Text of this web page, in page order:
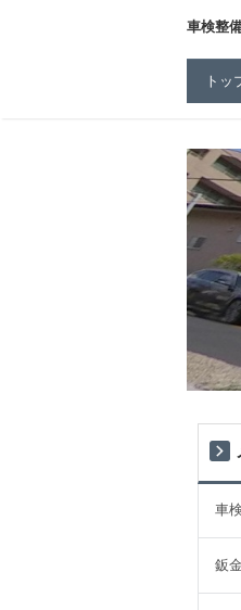
車検整
トッ
車
鈑